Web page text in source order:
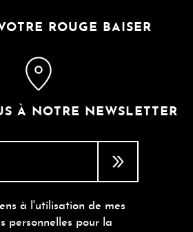
ROUGE BAISER
À NOTRE NEWSLETTER
à l'utilisation de mes
personnelles pour la